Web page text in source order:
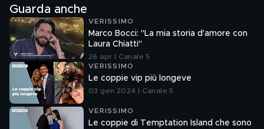
Guarda anche
VERISSIMO
Marco Bocci: "La mia storia d'amore con
Laura Chiatti"
26 apr | Canale 5
VERISSIMO
Le coppie vip più longeve
03 gen 2024 | Canale 5
VERISSIMO
Le coppie di Temptation Island che sono